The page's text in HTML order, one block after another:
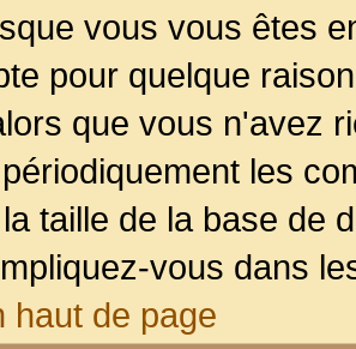
vous vous êtes
pour quelque
que vous n'avez
les
taille de la base de
vous dans
haut de page